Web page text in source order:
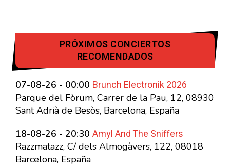
PRÓXIMOS CONCIERTOS
RECOMENDADOS
07-08-26 - 00:00 Brunch Electronik 2026
Parque del Fòrum, Carrer de la Pau, 12, 08930
Sant Adrià de Besòs, Barcelona, España
18-08-26 - 20:30 Amyl And The Sniffers
Razzmatazz, C/ dels Almogàvers, 122, 08018
Barcelona, España